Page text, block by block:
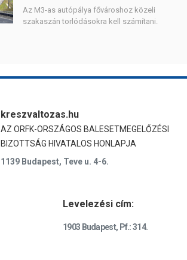
Az M3-as autópálya fővároshoz közeli
szakaszán torlódásokra kell számítani.
kreszvaltozas.hu
AZ ORFK-ORSZÁGOS BALESETMEGELŐZÉSI
BIZOTTSÁG HIVATALOS HONLAPJA
1139 Budapest, Teve u. 4-6.
Levelezési cím:
1903 Budapest, Pf.: 314.